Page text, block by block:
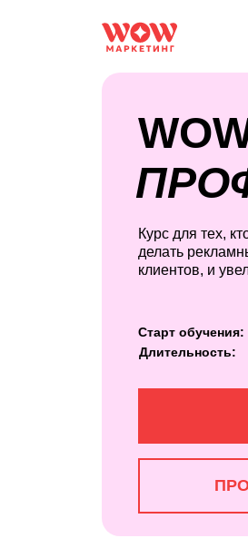
Курс для тех,
делать
клиентов, и
Старт обучения:
Длительность: